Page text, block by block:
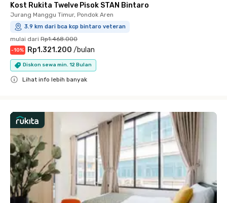
Kost Rukita Twelve Pisok STAN Bintaro
Jurang Manggu Timur, Pondok Aren
3.9 km dari bca kcp bintaro veteran
mulai dari Rp1.468.000
-10% Rp1.321.200 /bulan
Diskon sewa min. 12 Bulan
Lihat info lebih banyak